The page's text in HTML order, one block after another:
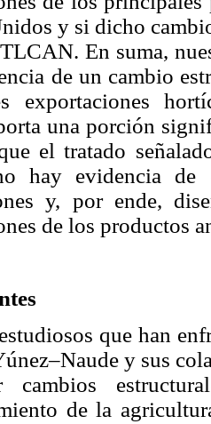
y si dicho
En suma,
de un cambio
exportaciones
una porción
el tratado
hay evidencia de
y, por ende,
de los productos
que han
y sus
cambios
de la